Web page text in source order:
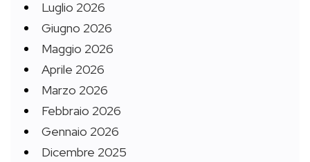
Luglio 2026
Giugno 2026
Maggio 2026
Aprile 2026
Marzo 2026
Febbraio 2026
Gennaio 2026
Dicembre 2025